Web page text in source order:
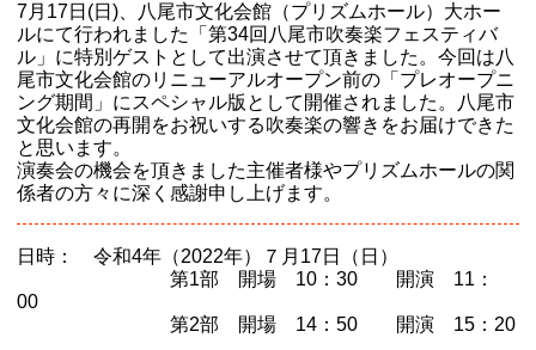
7月17日(日)、八尾市文化会館（プリズムホール）大ホー
ルにて行われました「第34回八尾市吹奏楽フェスティバ
ル」に特別ゲストとして出演させて頂きました。今回は八
尾市文化会館のリニューアルオープン前の「プレオープニ
ング期間」にスペシャル版として開催されました。八尾市
文化会館の再開をお祝いする吹奏楽の響きをお届けできた
と思います。
演奏会の機会を頂きました主催者様やプリズムホールの関
係者の方々に深く感謝申し上げます。
日時： 令和4年（2022年）７月17日（日）
第1部 開場 10：30 開演 11：
00
第2部 開場 14：50 開演 15：20